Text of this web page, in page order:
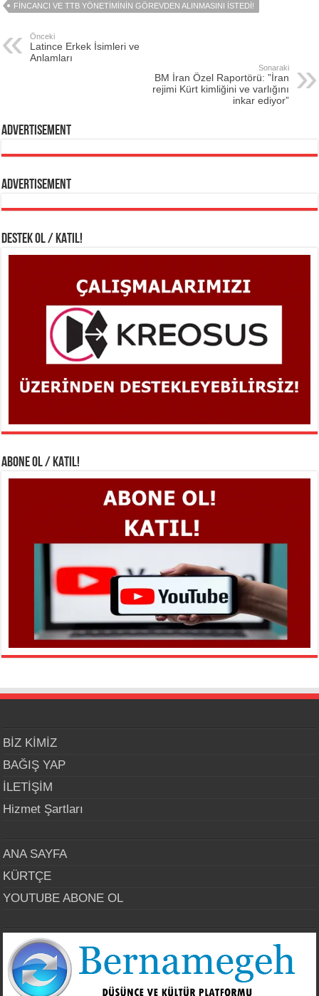
FINCANCI VE TTB YÖNETIMININ GÖREVDEN ALINMASINI ISTEDI!
Önceki
Latince Erkek İsimleri ve
Anlamları
Sonaraki
BM İran Özel Raportörü: ”İran
rejimi Kürt kimliğini ve varlığını
inkar ediyor”
Advertisement
Advertisement
DESTEK OL / KATIL!
ABONE OL / KATIL!
BİZ KİMİZ
BAĞIŞ YAP
İLETİŞİM
Hizmet Şartları
ANA SAYFA
KÜRTÇE
YOUTUBE ABONE OL